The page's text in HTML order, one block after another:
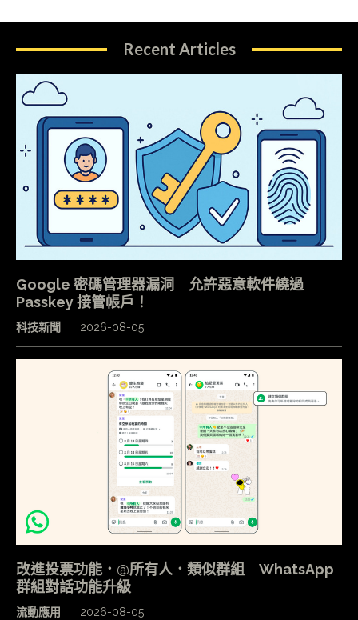
Recent Articles
Google 密碼管理器漏洞 允許惡意軟件繞過
Passkey 接管帳戶！
科技新聞 2026-08-05
改進投票功能．@所有人．類似群組 WhatsApp
群組對話功能升級
流動應用 2026-08-05